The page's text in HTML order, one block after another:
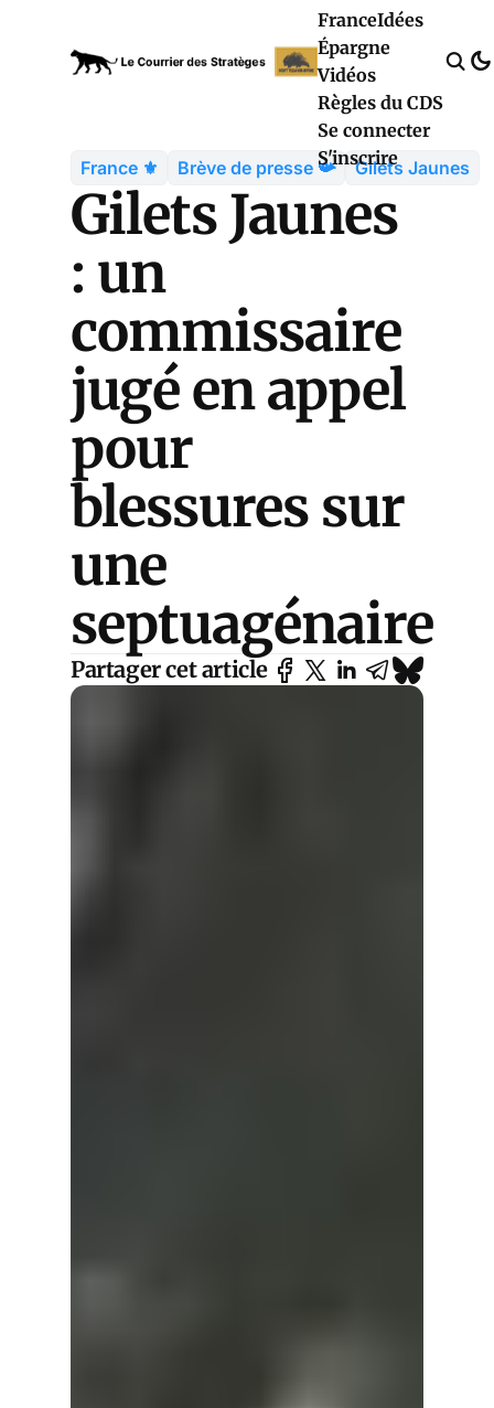
FranceIdées
Épargne
Vidéos
Règles du CDS
Se connecter
S'inscrire
France ⚜️ Brève de presse 📯 Gilets Jaunes
Gilets Jaunes
: un
commissaire
jugé en appel
pour
blessures sur
une
septuagénaire
Partager cet article